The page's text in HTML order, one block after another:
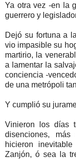
Ya otra vez -en la
guerrero y
Dejó su fortuna a
vio impasible su
martirio, la
a lamentar la
conciencia -
de una metrópoli
Y cumplió su
Vinieron los días
disenciones,
hicieron
Zanjón, ó sea la